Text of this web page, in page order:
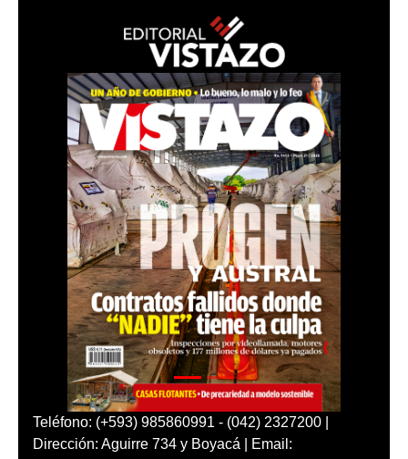
Teléfono: (+593) 985860991 - (042) 2327200 |
Dirección: Aguirre 734 y Boyacá | Email: